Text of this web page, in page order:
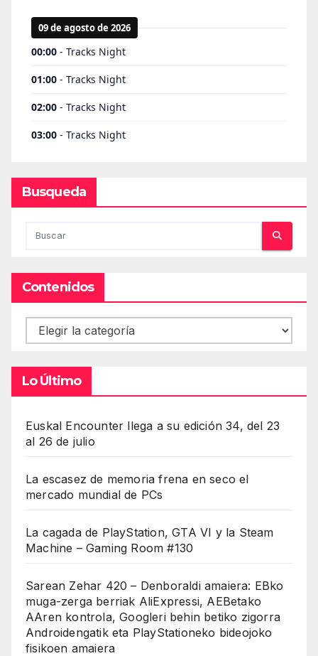
Busqueda
Contenidos
Contenidos
Lo Último
Euskal Encounter llega a su edición 34, del 23
al 26 de julio
La escasez de memoria frena en seco el
mercado mundial de PCs
La cagada de PlayStation, GTA VI y la Steam
Machine – Gaming Room #130
Sarean Zehar 420 – Denboraldi amaiera: EBko
muga-zerga berriak AliExpressi, AEBetako
AAren kontrola, Googleri behin betiko zigorra
Androidengatik eta PlayStationeko bideojoko
fisikoen amaiera